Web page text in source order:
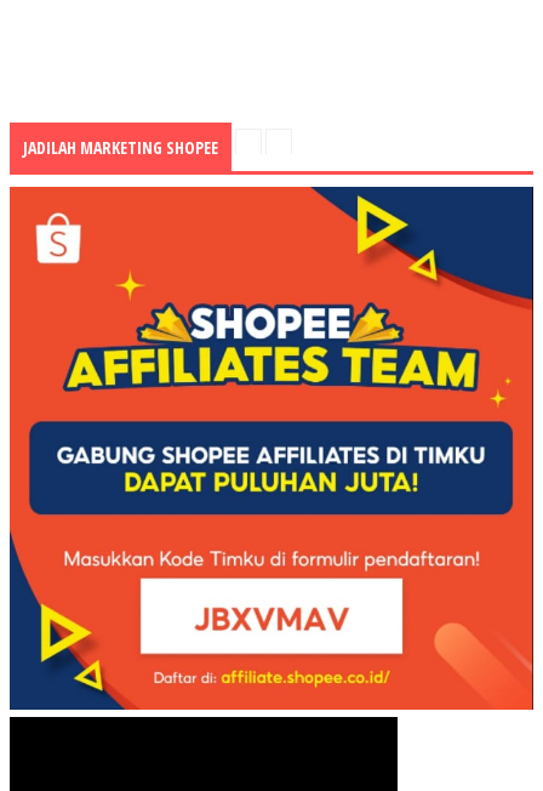
JADILAH MARKETING SHOPEE